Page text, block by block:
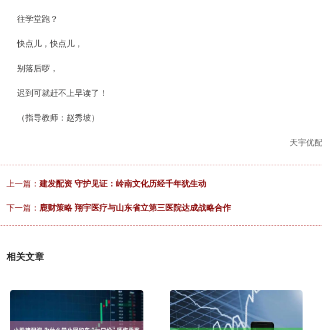
往学堂跑？
快点儿，快点儿，
别落后啰，
迟到可就赶不上早读了！
（指导教师：赵秀坡）
天宇优
上一篇： 建发配资 守护见证：岭南文化历经千年犹生动
下一篇： 鹿财策略 翔宇医疗与山东省立第三医院达成战略合作
相关文章